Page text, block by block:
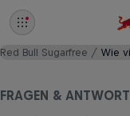
Red Bull Sugarfree
FRAGEN &